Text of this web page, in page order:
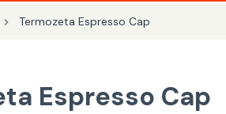
Termozeta Espresso Cap
Espresso Cap